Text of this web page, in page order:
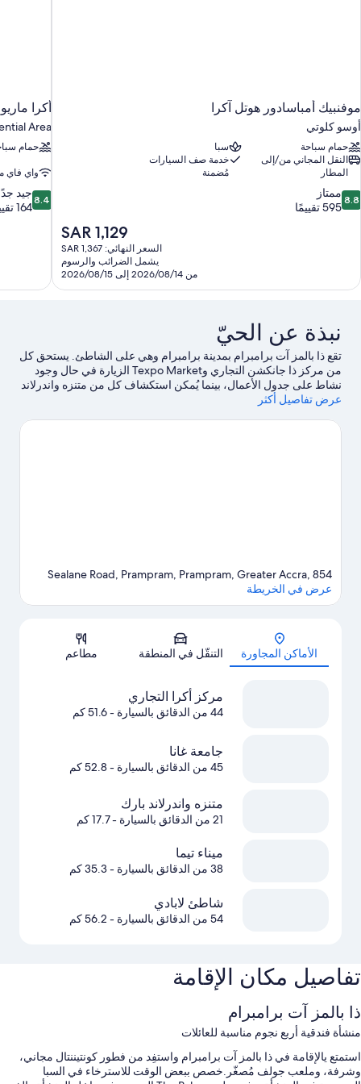
موفنبيك أمباسادور هوتل آكرا
أوسو كلوتي
حمام سباحة
سبا
النقل المجاني من/إلى
المطار
خدمة صف السيارات
مُضمنة
8.8
من
8.8 ممتاز
595 تقييمًا
السعر
الحالي
هو
SAR
1,129
SAR 1,129
السعر النهائي: SAR 1,367
يشمل الضرائب والرسوم
من 2026/08/14 إلى 2026/08/15
أكرا
Area
حمام
واي فاي
8.4
من
تقييمًا
8.4 جيد
164 تقييمًا
نبذة عن الحيّ
تقع ذا بالمز آت برامبرام بمدينة برامبرام وهي على الشاطئ. يستحق كل
من مركز ذا جانكشن التجاري وTexpo Market الزيارة في حال وجود
نشاط على جدول الأعمال، بينما يُمكن استكشاف كل من متنزه واندرلاند
بارك وشاطئ لابادي لمن يرغبون في الاستمتاع بالجمال الطبيعي
عرض تفاصيل أكثر
الخريطة
Sealane Road, Prampram, Prampram, Greater Accra, 854
عرض في الخريطة
الأماكن المجاورة التنقّل في المنطقة مطاعم
مركز أكرا التجاري
44 من الدقائق بالسيارة - 51.6 كم
جامعة غانا
45 من الدقائق بالسيارة - 52.8 كم
متنزه واندرلاند بارك
21 من الدقائق بالسيارة - 17.7 كم
ميناء تيما
38 من الدقائق بالسيارة - 35.3 كم
شاطئ لابادي
54 من الدقائق بالسيارة - 56.2 كم
تفاصيل مكان الإقامة
ذا بالمز آت برامبرام
منشأة فندقية أربع نجوم مناسبة للعائلات
استمتع يالإقامة في ذا بالمز آت برامبرام واستفِد من فطور كونتيننتال مجاني،
وشرفة، وملعب جولف مُصغّر.خصص ببعض الوقت للاسترخاء في السبا